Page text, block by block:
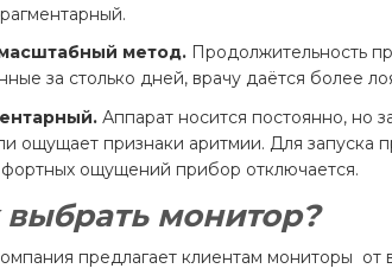
метод. Продолжительность
за столько дней, врачу даётся более
Аппарат носится постоянно, но
ощущает признаки аритмии. Для
ощущений прибор отключается.
монитор?
предлагает клиентам мониторы от